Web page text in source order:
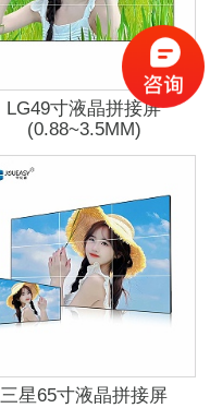
LG49寸液晶拼接屏
(0.88~3.5MM)
三星65寸液晶拼接屏